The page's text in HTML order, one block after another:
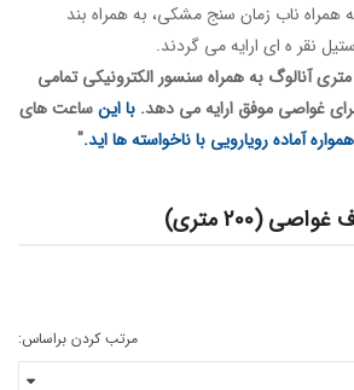
همراه ناب زمان سنج مشکی، به همراه بند
نقر ه ای ارایه می گردند.
200 متری آنالوگ به همراه سنسور الکترونیکی تمامی
غواصی موفق ارایه می دهد.با اینساعت های
همواره آماده رویارویی با ناخواسته ها اید."
(200 متری)
مرتب کردن براساس: